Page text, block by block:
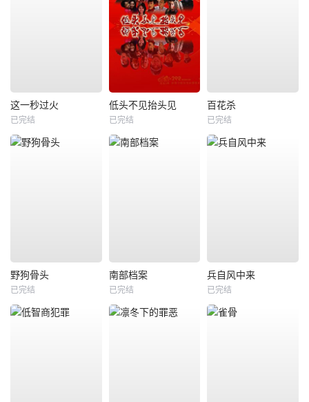
这一秒过火
已完结
低头不见抬头见
已完结
百花杀
已完结
野狗骨头
已完结
南部档案
已完结
兵自风中来
已完结